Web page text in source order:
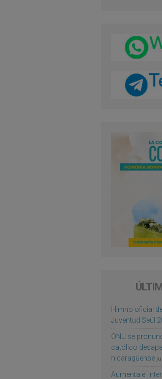
Himno oficial
Juventud Seúl
ONU se
católico
nicaragüense
Aumenta el